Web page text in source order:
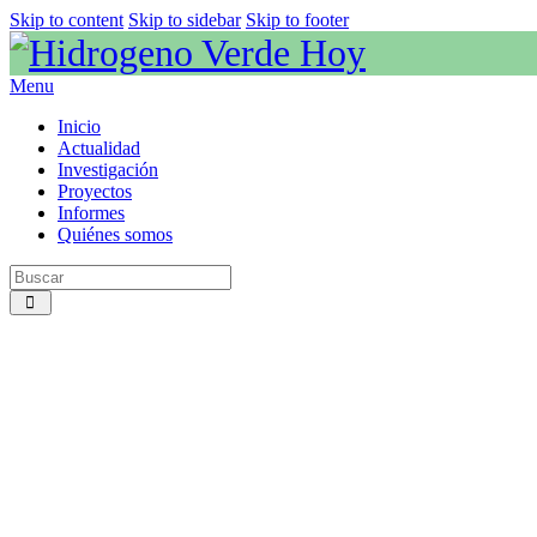
Skip to content Skip to sidebar Skip to footer
Menu
Inicio
Actualidad
Investigación
Proyectos
Informes
Quiénes somos